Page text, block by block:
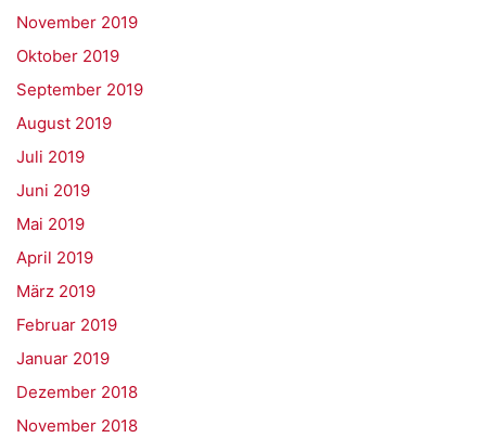
November 2019
Oktober 2019
September 2019
August 2019
Juli 2019
Juni 2019
Mai 2019
April 2019
März 2019
Februar 2019
Januar 2019
Dezember 2018
November 2018